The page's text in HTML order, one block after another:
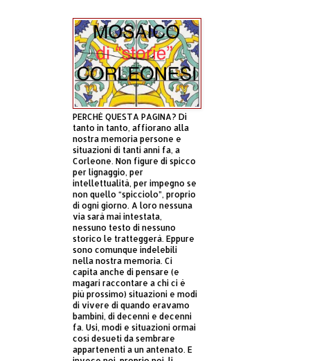
PERCHÈ QUESTA PAGINA? Di
tanto in tanto, affiorano alla
nostra memoria persone e
situazioni di tanti anni fa, a
Corleone. Non figure di spicco
per lignaggio, per
intellettualità, per impegno se
non quello “spicciolo”, proprio
di ogni giorno. A loro nessuna
via sarà mai intestata,
nessuno testo di nessuno
storico le tratteggerà. Eppure
sono comunque indelebili
nella nostra memoria. Ci
capita anche di pensare (e
magari raccontare a chi ci è
più prossimo) situazioni e modi
di vivere di quando eravamo
bambini, di decenni e decenni
fa. Usi, modi e situazioni ormai
così desueti da sembrare
appartenenti a un antenato. E